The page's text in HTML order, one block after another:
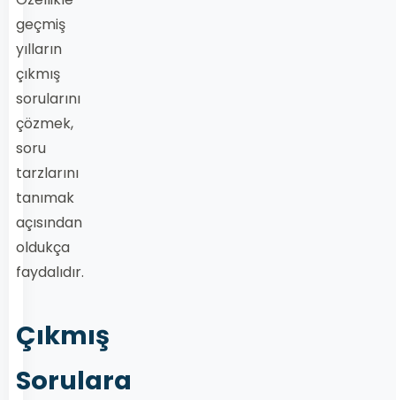
geçmiş
yılların
çıkmış
sorularını
çözmek,
soru
tarzlarını
tanımak
açısından
oldukça
faydalıdır.
Çıkmış
Sorulara